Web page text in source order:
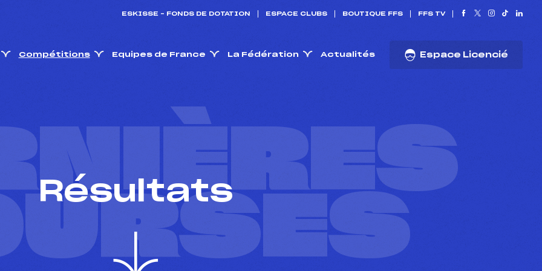
ESKISSE – FONDS DE DOTATION ESPACE CLUBS BOUTIQUE FFS FFS TV
Compétitions Equipes de France La Fédération Actualités Espace Licencié
Résultats